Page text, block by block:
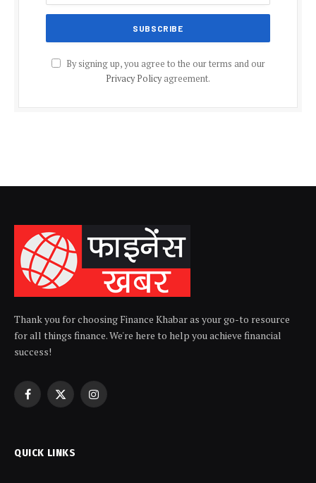
By signing up, you agree to the our terms and our
Privacy Policyagreement.
Thank you for choosing Finance Khabar as your go-to resource
for all things finance. We're here to help you achieve financial
success!
Facebook
X
Instagram
QUICK LINKS